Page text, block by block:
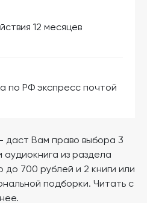
12 месяцев
по РФ экспресс почтой
даст Вам право выбора 3
аудиокнига из раздела
до 700 рублей и 2 книги или
подборки. Читать с